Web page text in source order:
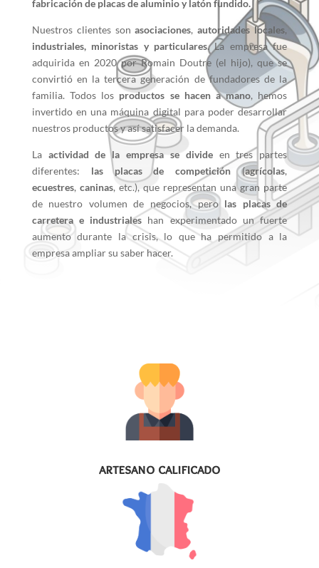
fabricación de placas de aluminio y latón fundido.
Nuestros clientes sonasociaciones,autoridades locales,
industriales, minoristas y particulares. La empresa fue
adquirida en 2020 por Romain Doutre (el hijo), que se
convirtió en la tercera generación de fundadores de la
familia. Todos los productos se hacen a mano, hemos
invertido en una máquina digital para poder desarrollar
nuestros productos y así satisfacer la demanda.
La actividad de la empresa se divideen tres partes
diferentes: las placas de competición (agrícolas,
ecuestres, caninas, etc.), que representan una gran parte
de nuestro volumen de negocios, pero las placas de
carretera e industriales han experimentado un fuerte
aumento durante la crisis, lo que ha permitido a la
empresa ampliar su saber hacer.
artesano calificado